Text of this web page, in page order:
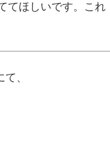
てほしいです。これ
て、